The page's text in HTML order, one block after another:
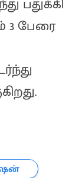
பதுக்கி
3 பேரை